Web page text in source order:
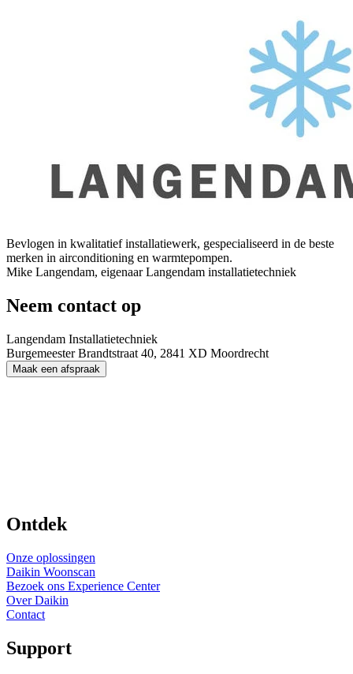
Bevlogen in kwalitatief installatiewerk, gespecialiseerd in de beste
merken in airconditioning en warmtepompen.
Mike Langendam, eigenaar Langendam installatietechniek
Neem contact op
Langendam Installatietechniek
Burgemeester Brandtstraat 40, 2841 XD Moordrecht
Maak een afspraak
Ontdek
Onze oplossingen
Daikin Woonscan
Bezoek ons Experience Center
Over Daikin
Contact
Support